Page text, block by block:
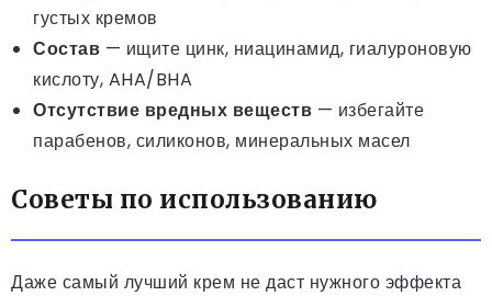
густых кремов
Состав — ищите цинк, ниацинамид, гиалуроновую
кислоту, AHA/BHA
Отсутствие вредных веществ — избегайте
парабенов, силиконов, минеральных масел
Советы по использованию
Даже самый лучший крем не даст нужного эффекта